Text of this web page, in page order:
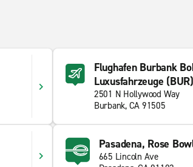
Flughafen Burbank
Luxusfahrzeuge (BUR)
2501 N Hollywood Way
Burbank, CA 91505
Pasadena, Rose
665 Lincoln Ave